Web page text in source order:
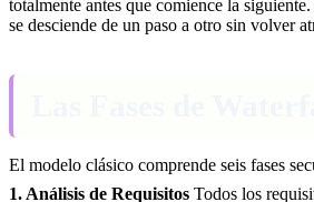
totalmente antes que comience la
se desciende de un paso a otro sin volver
El modelo clásico comprende seis fases
1. Análisis de Requisitos Todos los